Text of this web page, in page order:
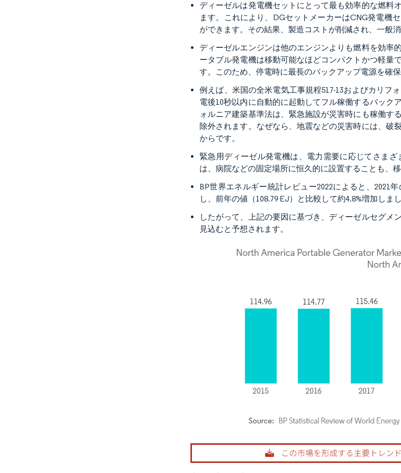
ディーゼルは発電機セットにとって最も効率的な燃料
ます。これにより、DGセットメーカーはCNG発電機
ができます。その結果、製造コストが削減され、一般
ディーゼルエンジンは他のエンジンよりも燃料を効率
ータブル発電機は移動可能なほどコンパクトかつ軽量
す。このため、停電時に最長のバックアップ電源を確
例えば、米国の全米電気工事規程517-13およびカリフ
電後10秒以内に自動的に起動してフル稼働するバック
ォルニア建築基準法は、緊急施設が災害時にも稼働す
除外されます。なぜなら、地震などの災害時には、破
からです。
緊急用ディーゼル発電機は、電力需要に応じてさま
は、病院などの固定場所に恒久的に設置することも、
BP世界エネルギー統計レビュー2022によると、2021
し、前年の値（108.79 EJ）と比較して約4.8%増加しまし
したがって、上記の要因に基づき、ディーゼルセグメ
見込むと予想されます。
画像 © Mordor Intelligence。再利用にはCC BY 4.0の表示が必要です。